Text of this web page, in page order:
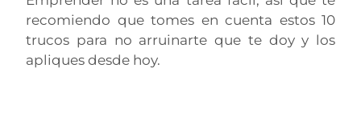
recomiendo que tomes en cuenta estos 10
trucos para no arruinarte que te doy y los
apliques desde hoy.